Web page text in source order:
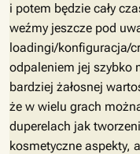
i potem będzie cały
weźmy jeszcze pod
loadingi/konfiguracja/
odpaleniem jej szybko
bardziej żałosnej
że w wielu grach
duperelach jak
kosmetyczne aspekty,